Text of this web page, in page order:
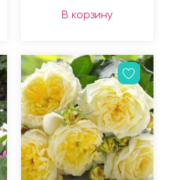
В корзину